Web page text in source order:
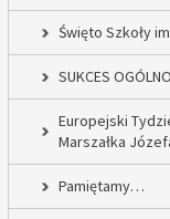
Święto Szkoły
SUKCES
Europejski
Marszałka
Pamiętamy…